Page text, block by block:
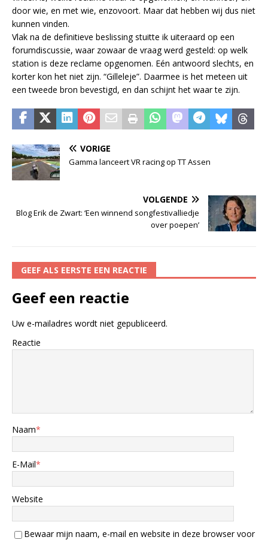
door wie, en met wie, enzovoort. Maar dat hebben wij dus niet
kunnen vinden.
Vlak na de definitieve beslissing stuitte ik uiteraard op een
forumdiscussie, waar zowaar de vraag werd gesteld: op welk
station is deze reclame opgenomen. Eén antwoord slechts, en
korter kon het niet zijn. “Gilleleje”. Daarmee is het meteen uit
een tweede bron bevestigd, en dan schijnt het waar te zijn.
VORIGE
Gamma lanceert VR racing op TT Assen
VOLGENDE
Blog Erik de Zwart: ‘Een winnend songfestivalliedje
over poepen’
GEEF ALS EERSTE EEN REACTIE
Geef een reactie
Uw e-mailadres wordt niet gepubliceerd.
Reactie
Naam*
E-Mail*
Website
Bewaar mijn naam, e-mail en website in deze browser voor